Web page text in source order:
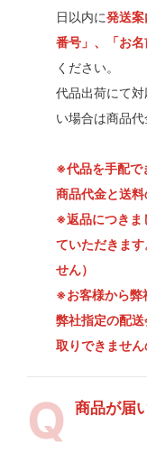
日以内に発送
番号」、「お
ください。
代品出荷にて
い場合は商品代
※代品を手配で
商品代金と送料
※返品につきま
ていただきま
せん）
※お客様から弊
弊社指定の配
取りできません
商品が届